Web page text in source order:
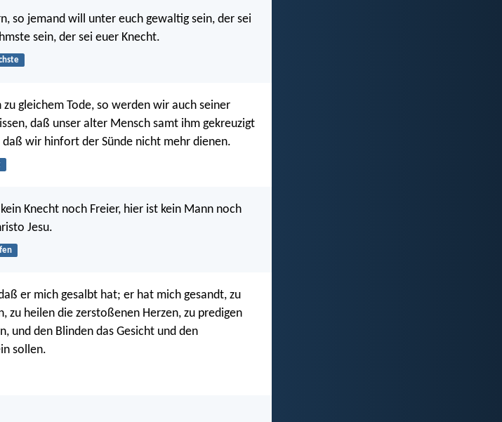
so jemand will unter euch gewaltig sein, der sei
sein, der sei euer Knecht.
gleichem Tode, so werden wir auch seiner
daß unser alter Mensch samt ihm gekreuzigt
wir hinfort der Sünde nicht mehr dienen.
Knecht noch Freier, hier ist kein Mann noch
Jesu.
er mich gesalbt hat; er hat mich gesandt, zu
zu heilen die zerstoßenen Herzen, zu predigen
und den Blinden das Gesicht und den
sollen.